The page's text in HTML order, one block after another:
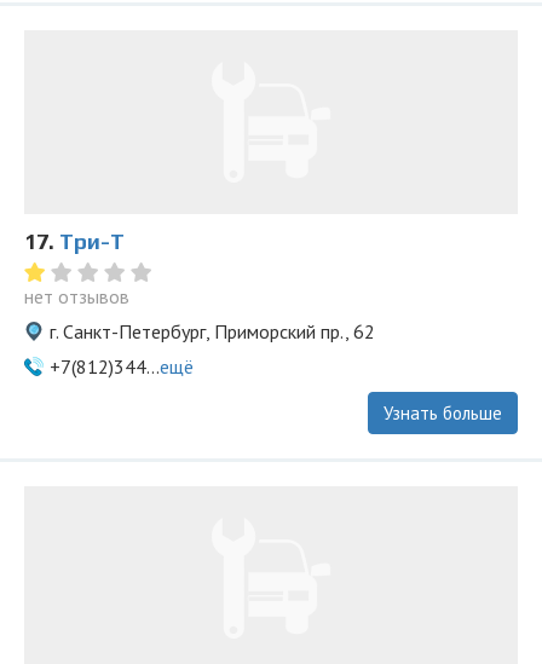
17. Три-Т
нет отзывов
г. Санкт-Петербург, Приморский пр., 62
+7(812)344...ещё
Узнать больше